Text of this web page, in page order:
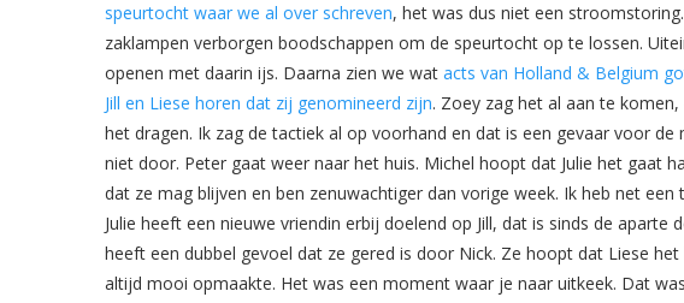
speurtocht waar we al over schreven, het was dus niet een
zaklampen verborgen boodschappen om de speurtocht op te lossen.
openen met daarin ijs. Daarna zien we wat acts van Holland & Belgium
Jill en Liese horen dat zij genomineerd zijn. Zoey zag het al aan te
het dragen. Ik zag de tactiek al op voorhand en dat is een gevaar voor
niet door. Peter gaat weer naar het huis. Michel hoopt dat Julie het gaat
dat ze mag blijven en ben zenuwachtiger dan vorige week. Ik heb net
Julie heeft een nieuwe vriendin erbij doelend op Jill, dat is sinds de
heeft een dubbel gevoel dat ze gered is door Nick. Ze hoopt dat Liese
altijd mooi opmaakte. Het was een moment waar je naar uitkeek. Dat